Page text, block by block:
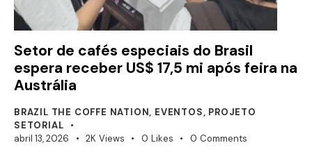
Setor de cafés especiais do Brasil
espera receber US$ 17,5 mi após feira na
Austrália
BRAZIL THE COFFE NATION, EVENTOS, PROJETO
SETORIAL
abril 13, 2026
2K Views 0 Likes 0 Comments